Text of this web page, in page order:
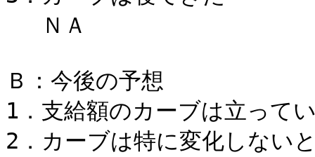
ＮＡ
Ｂ：今後の予想
1．支給額のカーブは立
2．カーブは特に変化